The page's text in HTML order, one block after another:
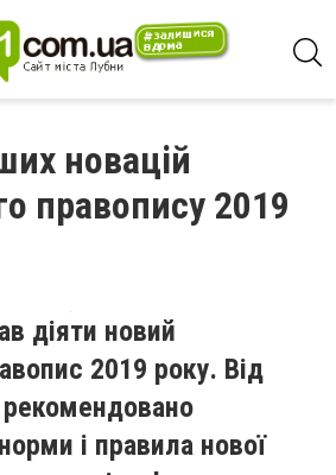
новацій
правопису 2019
діяти новий
2019 року. Від
і правила нової